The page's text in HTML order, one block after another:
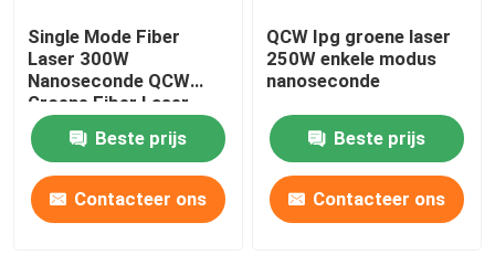
Single Mode Fiber
Laser 300W
Nanoseconde QCW
Groene Fiber Laser
Beste prijs
Contacteer ons
QCW Ipg groene laser
250W enkele modus
nanoseconde
Beste prijs
Contacteer ons